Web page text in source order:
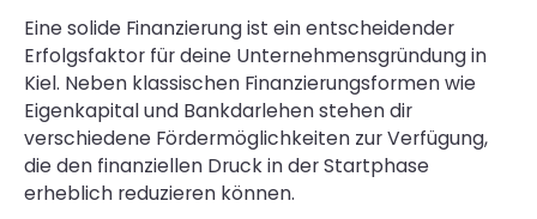
Eine solide Finanzierung ist ein entscheidender
Erfolgsfaktor für deine Unternehmensgründung in
Kiel. Neben klassischen Finanzierungsformen wie
Eigenkapital und Bankdarlehen stehen dir
verschiedene Fördermöglichkeiten zur Verfügung,
die den finanziellen Druck in der Startphase
erheblich reduzieren können.